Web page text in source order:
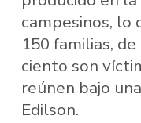
campesinos, lo
150 familias,
ciento son
reúnen bajo
Edilson.